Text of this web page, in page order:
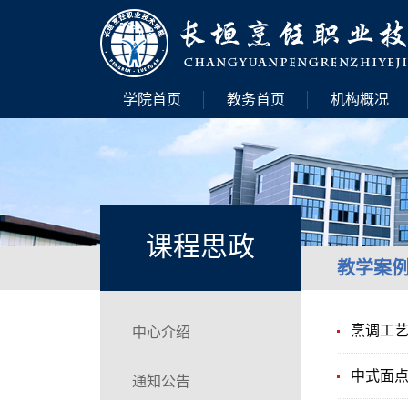
学院首页 教务首页 机构概况
课程思政
教学案
中心介绍
通知公告
烹调工
中式面